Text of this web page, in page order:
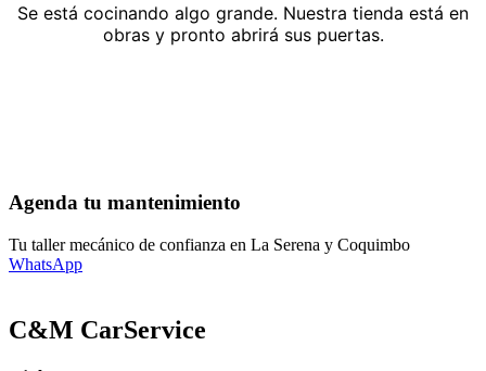
Se está cocinando algo grande. Nuestra tienda está en
obras y pronto abrirá sus puertas.
Agenda tu mantenimiento
Tu taller mecánico de confianza en La Serena y Coquimbo
WhatsApp
C&M CarService